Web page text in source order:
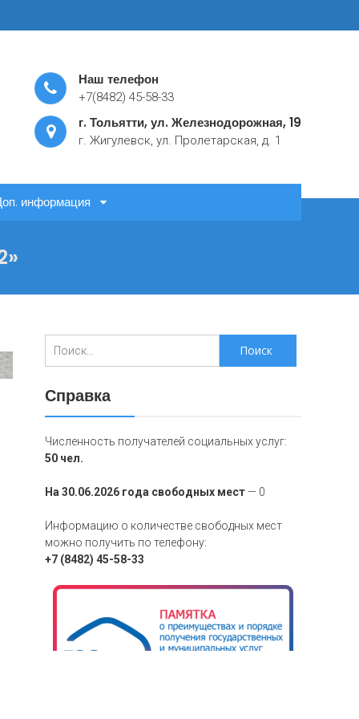
Наш телефон
+7(8482) 45-58-33
г. Тольятти, ул. Железнодорожная, 19
г. Жигулевск, ул. Пролетарская, д. 1
информация
для:
Справка
Численность получателей социальных услуг:
50 чел.
На 30.06.2026 года свободных мест — 0
Информацию о количестве свободных мест
можно получить по телефону:
+7 (8482) 45-58-33